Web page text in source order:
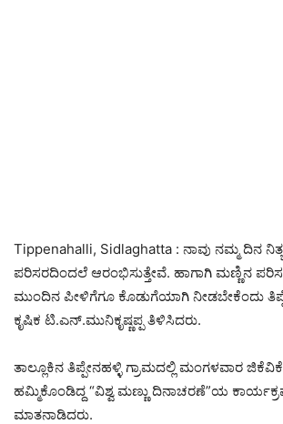
Tippenahalli, Sidlaghatta : ನಾವು ನಮ್ಮ ದಿನ
ಪರಿಸರದಿಂದಲೆ ಆರಂಭಿಸುತ್ತೇವೆ. ಹಾಗಾಗಿ ಮಣ್ಣಿನ
ಮುಂದಿನ ಪೀಳಿಗೆಗೂ ಕೊಡುಗೆಯಾಗಿ ನೀಡಬೇಕೆಂದು
ಕೃಷಿಕ ಟಿ.ಎನ್.ಮುನಿಕೃಷ್ಣಪ್ಪ ತಿಳಿಸಿದರು.
ತಾಲ್ಲೂಕಿನ ತಿಪ್ಪೇನಹಳ್ಳಿ ಗ್ರಾಮದಲ್ಲಿ ಮಂಗಳವಾರ
ಹಮ್ಮಿಕೊಂಡಿದ್ದ “ವಿಶ್ವ ಮಣ್ಣು ದಿನಾಚರಣೆ”ಯ
ಮಾತನಾಡಿದರು.